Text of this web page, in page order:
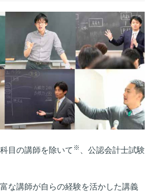
目の講師を除いて ※
、公認会計士試験
な講師が自らの経験を活かした講義